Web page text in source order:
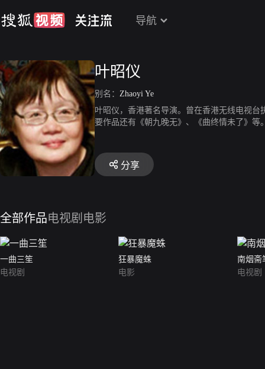
导航
叶昭仪
别名： Zhaoyi Ye
叶昭仪，香港著名导演。曾在香港无线电视
要作品还有《朝九晚无》、《曲终情未了》等
分享
全部作品电视剧 电影
一曲三笙
电视剧
狂暴魔蛛
电影
南烟斋
电视剧